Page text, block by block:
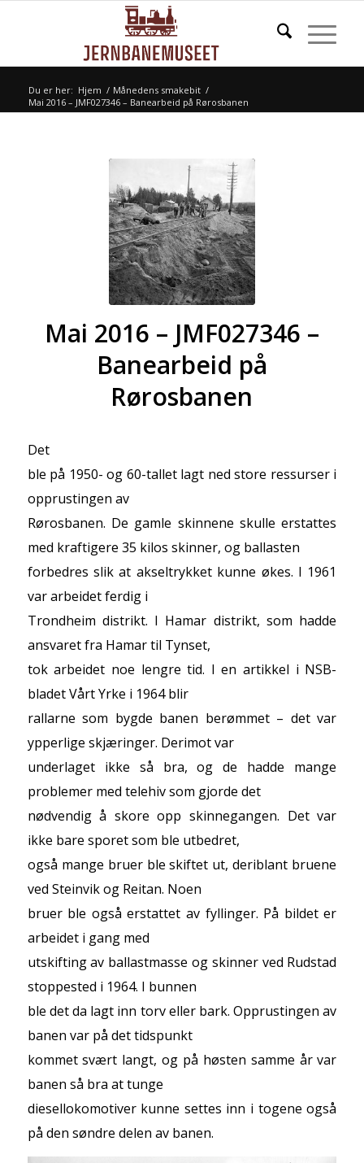
Du er her: Hjem / Månedens smakebit /
Mai 2016 – JMF027346 – Banearbeid på Rørosbanen
Mai 2016 – JMF027346 –
Banearbeid på
Rørosbanen
Det
ble på 1950- og 60-tallet lagt ned store ressurser i
opprustingen av
Rørosbanen. De gamle skinnene skulle erstattes
med kraftigere 35 kilos skinner, og ballasten
forbedres slik at akseltrykket kunne økes. I 1961
var arbeidet ferdig i
Trondheim distrikt. I Hamar distrikt, som hadde
ansvaret fra Hamar til Tynset,
tok arbeidet noe lengre tid. I en artikkel i NSB-
bladet Vårt Yrke i 1964 blir
rallarne som bygde banen berømmet – det var
ypperlige skjæringer. Derimot var
underlaget ikke så bra, og de hadde mange
problemer med telehiv som gjorde det
nødvendig å skore opp skinnegangen. Det var
ikke bare sporet som ble utbedret,
også mange bruer ble skiftet ut, deriblant bruene
ved Steinvik og Reitan. Noen
bruer ble også erstattet av fyllinger. På bildet er
arbeidet i gang med
utskifting av ballastmasse og skinner ved Rudstad
stoppested i 1964. I bunnen
ble det da lagt inn torv eller bark. Opprustingen av
banen var på det tidspunkt
kommet svært langt, og på høsten samme år var
banen så bra at tunge
diesellokomotiver kunne settes inn i togene også
på den søndre delen av banen.